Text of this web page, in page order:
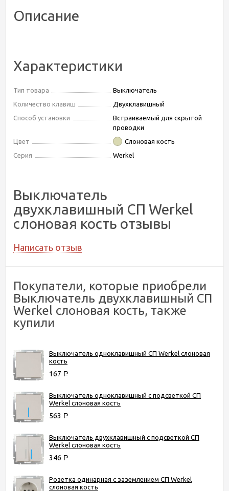
Описание
Характеристики
Тип товара
Выключатель
Количество клавиш
Двухклавишный
Способ установки
Встраиваемый для скрытой
проводки
Цвет
Слоновая кость
Серия
Werkel
Выключатель
двухклавишный СП Werkel
слоновая кость отзывы
Написать отзыв
Покупатели, которые приобрели
Выключатель двухклавишный СП
Werkel слоновая кость, также
купили
Выключатель одноклавишный СП Werkel слоновая
кость
167 Р
Выключатель одноклавишный с подсветкой СП
Werkel слоновая кость
563 Р
Выключатель двухклавишный с подсветкой СП
Werkel слоновая кость
346 Р
Розетка одинарная с заземлением СП Werkel
слоновая кость